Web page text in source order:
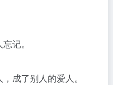
记。
成了别人的爱人。